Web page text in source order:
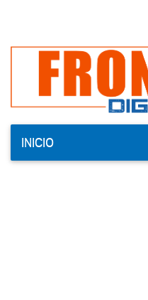
INICIO